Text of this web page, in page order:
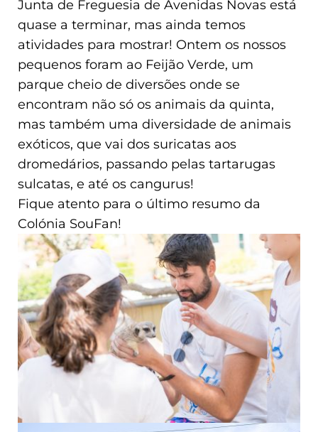
Junta de Freguesia de Avenidas Novas está
quase a terminar, mas ainda temos
atividades para mostrar! Ontem os nossos
pequenos foram ao Feijão Verde, um
parque cheio de diversões onde se
encontram não só os animais da quinta,
mas também uma diversidade de animais
exóticos, que vai dos suricatas aos
dromedários, passando pelas tartarugas
sulcatas, e até os cangurus!
Fique atento para o último resumo da
Colónia SouFan!